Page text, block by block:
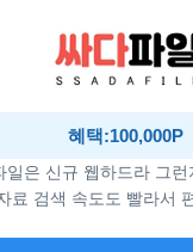
혜택:100,000P
일은 신규 웹하드라 그런
료 검색 속도도 빨라서